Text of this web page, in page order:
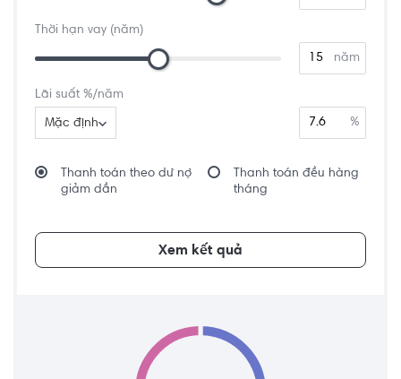
Thời hạn vay (năm)
năm
Lãi suất %/năm
Mặc định %
Thanh toán theo dư nợ
giảm dần
Thanh toán đều hàng
tháng
Xem kết quả